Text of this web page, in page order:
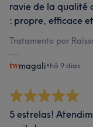
ravie de la qualité
: propre, efficace
Tratamento por
magali•há 9 dias
5 estrelas!